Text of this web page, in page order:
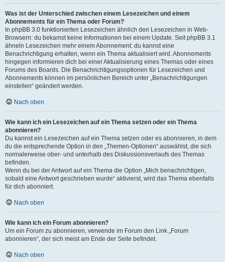
Was ist der Unterschied zwischen einem Lesezeichen und einem
Abonnements für ein Thema oder Forum?
In phpBB 3.0 funktionierten Lesezeichen ähnlich den Lesezeichen in Web-
Browsern: du bekamst keine Informationen bei einem Update. Seit phpBB 3.1
ähneln Lesezeichen mehr einem Abonnement: du kannst eine
Benachrichtigung erhalten, wenn ein Thema aktualisiert wird. Abonnements
hingegen informieren dich bei einer Aktualisierung eines Themas oder eines
Forums des Boards. Die Benachrichtigungsoptionen für Lesezeichen und
Abonnements können im persönlichen Bereich unter „Benachrichtigungen
einstellen“ geändert werden.
Nach oben
Wie kann ich ein Lesezeichen auf ein Thema setzen oder ein Thema
abonnieren?
Du kannst ein Lesezeichen auf ein Thema setzen oder es abonnieren, in dem
du die entsprechende Option in den „Themen-Optionen“ auswählst, die sich
normalerweise ober- und unterhalb des Diskussionsverlaufs des Themas
befinden.
Wenn du bei der Antwort auf ein Thema die Option „Mich benachrichtigen,
sobald eine Antwort geschrieben wurde“ aktivierst, wird das Thema ebenfalls
für dich abonniert.
Nach oben
Wie kann ich ein Forum abonnieren?
Um ein Forum zu abonnieren, verwende im Forum den Link „Forum
abonnieren“, der sich meist am Ende der Seite befindet.
Nach oben